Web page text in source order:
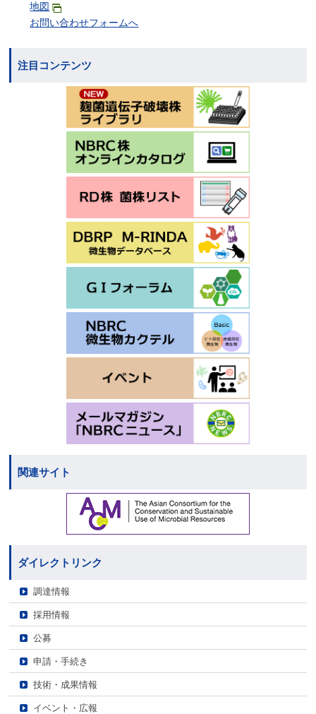
地図
お問い合わせフォームへ
注目コンテンツ
関連サイト
ダイレクトリンク
調達情報
採用情報
公募
申請・手続き
技術・成果情報
イベント・広報